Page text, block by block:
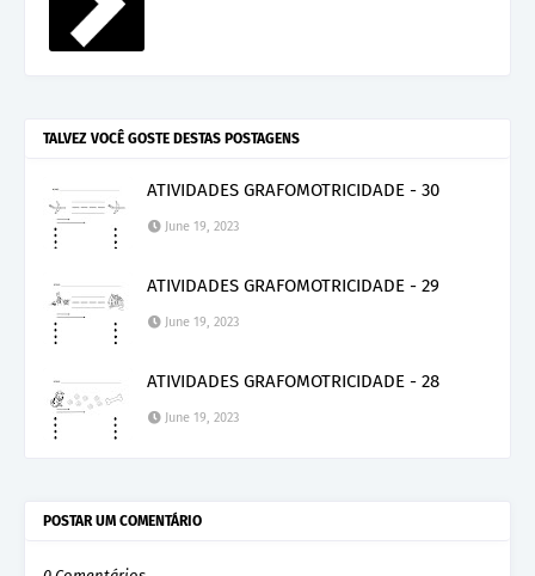
TALVEZ VOCÊ GOSTE DESTAS POSTAGENS
ATIVIDADES GRAFOMOTRICIDADE - 30
June 19, 2023
ATIVIDADES GRAFOMOTRICIDADE - 29
June 19, 2023
ATIVIDADES GRAFOMOTRICIDADE - 28
June 19, 2023
POSTAR UM COMENTÁRIO